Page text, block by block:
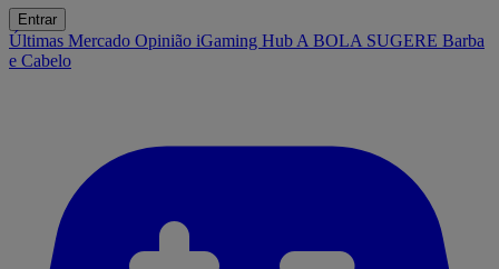
Entrar
Últimas Mercado Opinião iGaming Hub A BOLA SUGERE Barba
e Cabelo